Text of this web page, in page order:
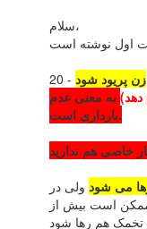
سلام،
زن پریود شود
دهد) به معنی عدم
بارداری است.
می شود ولی در
است بیش از